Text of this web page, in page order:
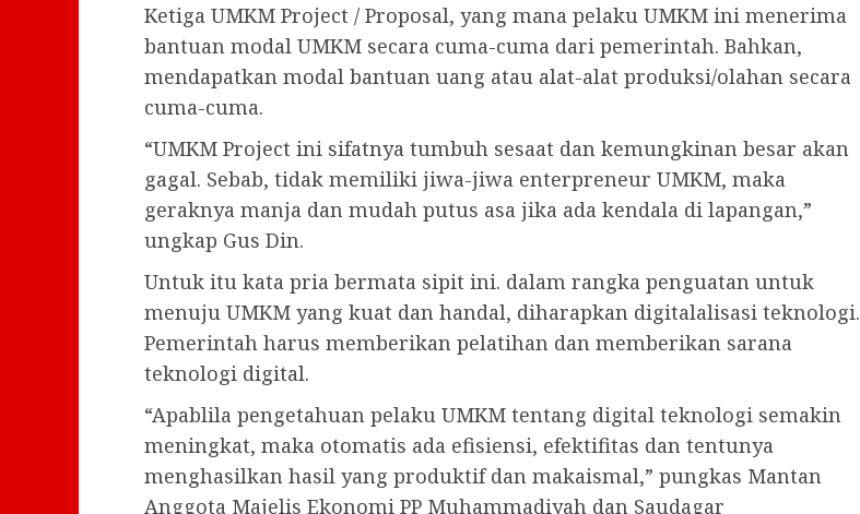
Ketiga UMKM Project / Proposal, yang mana pelaku UMKM ini menerima
bantuan modal UMKM secara cuma-cuma dari pemerintah. Bahkan,
mendapatkan modal bantuan uang atau alat-alat produksi/olahan secara
cuma-cuma.
“UMKM Project ini sifatnya tumbuh sesaat dan kemungkinan besar akan
gagal. Sebab, tidak memiliki jiwa-jiwa enterpreneur UMKM, maka
geraknya manja dan mudah putus asa jika ada kendala di lapangan,”
ungkap Gus Din.
Untuk itu kata pria bermata sipit ini. dalam rangka penguatan untuk
menuju UMKM yang kuat dan handal, diharapkan digitalalisasi teknologi.
Pemerintah harus memberikan pelatihan dan memberikan sarana
teknologi digital.
“Apablila pengetahuan pelaku UMKM tentang digital teknologi semakin
meningkat, maka otomatis ada efisiensi, efektifitas dan tentunya
menghasilkan hasil yang produktif dan makaismal,” pungkas Mantan
Anggota Majelis Ekonomi PP Muhammadiyah dan Saudagar